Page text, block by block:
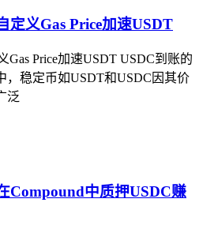
定义Gas Price加速USDT
Gas Price加速USDT USDC到账的
，稳定币如USDT和USDC因其价
泛
Compound中质押USDC赚